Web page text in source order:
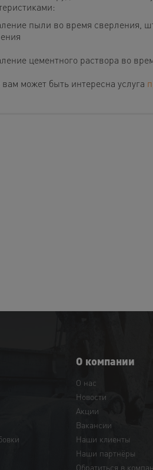
пыли во время сверления,
цементного раствора во
может быть интересна услуга
О компании
О нас
Новости
Акции
Вакансии
Наши клиенты
Наши партнёры
Обратиться в